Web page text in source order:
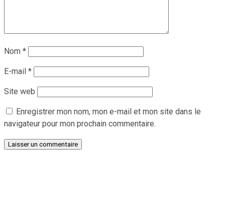
Nom *
E-mail *
Site web
Enregistrer mon nom, mon e-mail et mon site dans le
navigateur pour mon prochain commentaire.